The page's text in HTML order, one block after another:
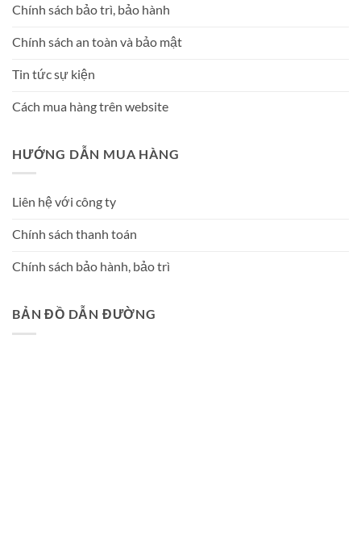
Chính sách bảo trì, bảo hành
Chính sách an toàn và bảo mật
Tin tức sự kiện
Cách mua hàng trên website
HƯỚNG DẪN MUA HÀNG
Liên hệ với công ty
Chính sách thanh toán
Chính sách bảo hành, bảo trì
BẢN ĐỒ DẪN ĐƯỜNG